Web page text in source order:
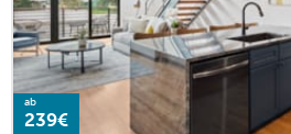
ab
239€